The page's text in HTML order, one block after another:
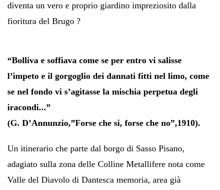
diventa un vero e proprio giardino impreziosito dalla
fioritura del Brugo ?
“Bolliva e soffiava come se per entro vi salisse
l’impeto e il gorgoglio dei dannati fitti nel limo, come
se nel fondo vi s’agitasse la mischia perpetua degli
iracondi...”
(G. D’Annunzio,”Forse che si, forse che no”,1910).
Un itinerario che parte dal borgo di Sasso Pisano,
adagiato sulla zona delle Colline Metallifere nota come
Valle del Diavolo di Dantesca memoria, area già